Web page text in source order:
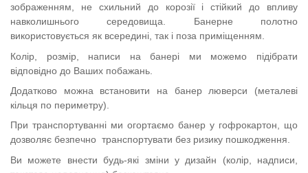
зображенням, не схильний до корозії і стійкий до впливу
навколишнього середовища. Банерне полотно
використовується як всередині, так і поза приміщенням.
Колір, розмір, написи на банері ми можемо підібрати
відповідно до Ваших побажань.
Додатково можна встановити на банер люверси (металеві
кільця по периметру).
При транспортуванні ми огортаємо банер у гофрокартон, що
дозволяє безпечно транспортувати без ризику пошкодження.
Ви можете внести будь-які зміни у дизайн (колір, надписи,